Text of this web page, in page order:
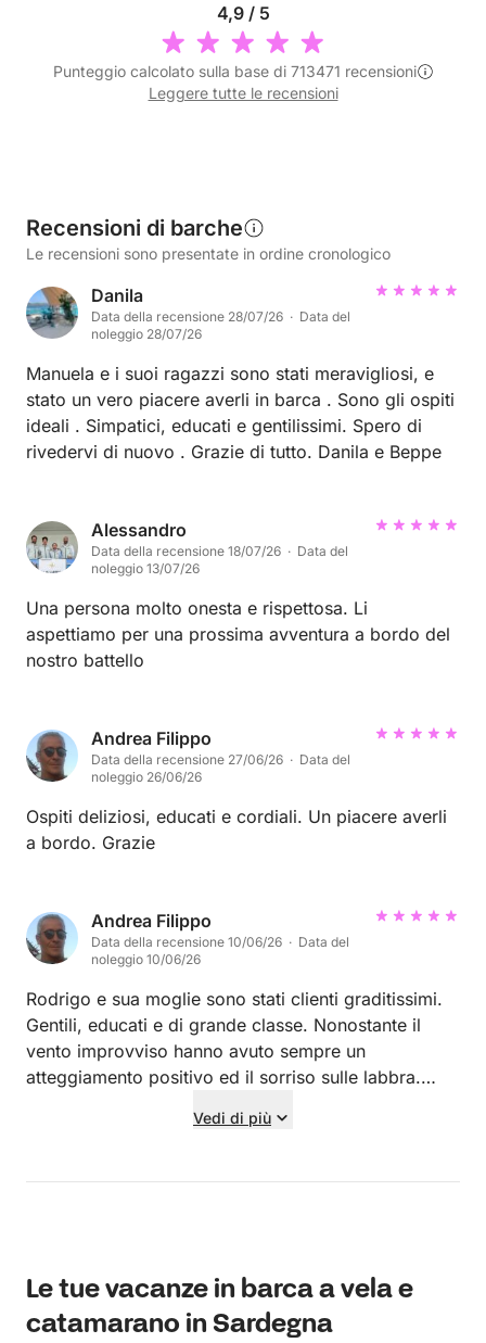
4,9 / 5
Punteggio calcolato sulla base di 713471 recensioni
Leggere tutte le recensioni
Recensioni di barche
Le recensioni sono presentate in ordine cronologico
Danila
Data della recensione 28/07/26 · Data del
noleggio 28/07/26
Manuela e i suoi ragazzi sono stati meravigliosi, e
stato un vero piacere averli in barca . Sono gli ospiti
ideali . Simpatici, educati e gentilissimi. Spero di
rivedervi di nuovo . Grazie di tutto. Danila e Beppe
Alessandro
Data della recensione 18/07/26 · Data del
noleggio 13/07/26
Una persona molto onesta e rispettosa. Li
aspettiamo per una prossima avventura a bordo del
nostro battello
Andrea Filippo
Data della recensione 27/06/26 · Data del
noleggio 26/06/26
Ospiti deliziosi, educati e cordiali. Un piacere averli
a bordo. Grazie
Andrea Filippo
Data della recensione 10/06/26 · Data del
noleggio 10/06/26
Rodrigo e sua moglie sono stati clienti graditissimi.
Gentili, educati e di grande classe. Nonostante il
vento improvviso hanno avuto sempre un
atteggiamento positivo ed il sorriso sulle labbra.
Vedi di più
Le tue vacanze in barca a vela e
catamarano in Sardegna